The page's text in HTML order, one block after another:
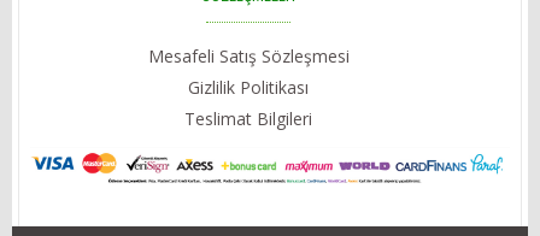
Mesafeli Satış Sözleşmesi
Gizlilik Politikası
Teslimat Bilgileri